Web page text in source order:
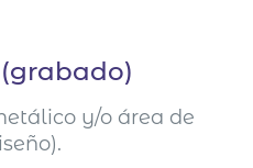
y/o área de